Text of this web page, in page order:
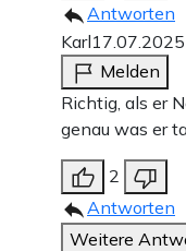
Antworten
Karl
Melden
Richtig, als er
genau was er
2
Antworten
Weitere